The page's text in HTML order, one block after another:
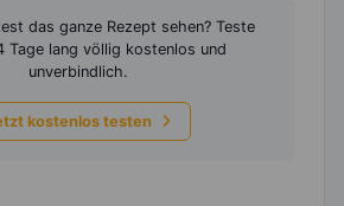
das ganze Rezept sehen? Teste
Tage lang völlig kostenlos und
unverbindlich.
kostenlos testen